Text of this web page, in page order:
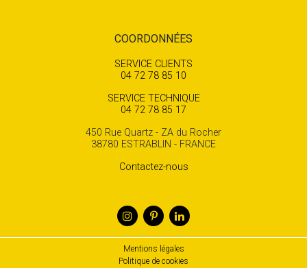
COORDONNÉES
SERVICE CLIENTS
04 72 78 85 10
SERVICE TECHNIQUE
04 72 78 85 17
450 Rue Quartz - ZA du Rocher
38780 ESTRABLIN - FRANCE
Contactez-nous
Mentions légales
Politique de cookies